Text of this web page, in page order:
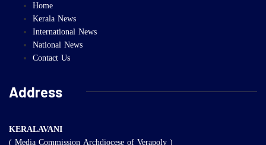
Home
Kerala News
International News
National News
Contact Us
Address
KERALAVANI